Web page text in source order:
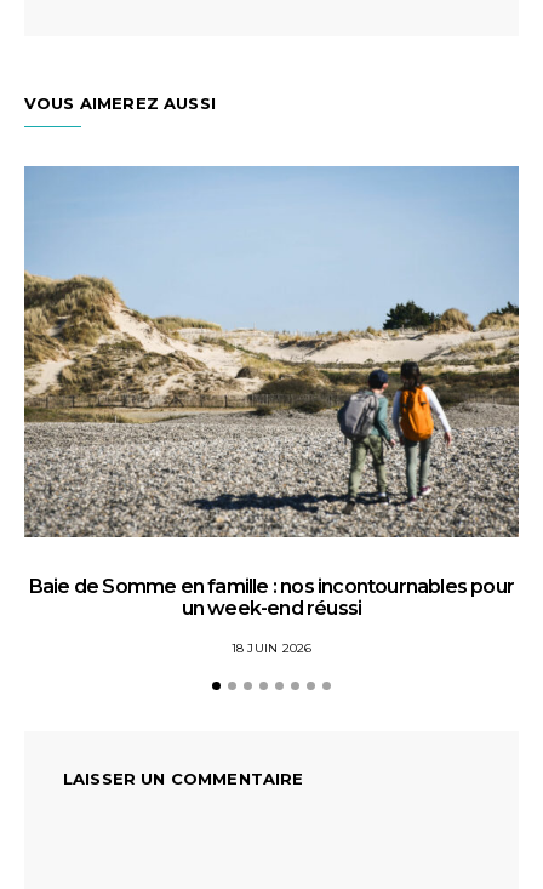
VOUS AIMEREZ AUSSI
Baie de Somme en famille : nos incontournables pour
un week-end réussi
18 JUIN 2026
LAISSER UN COMMENTAIRE